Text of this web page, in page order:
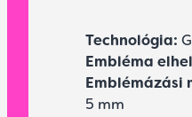
Technológia:
Embléma
Emblémázási
5 mm